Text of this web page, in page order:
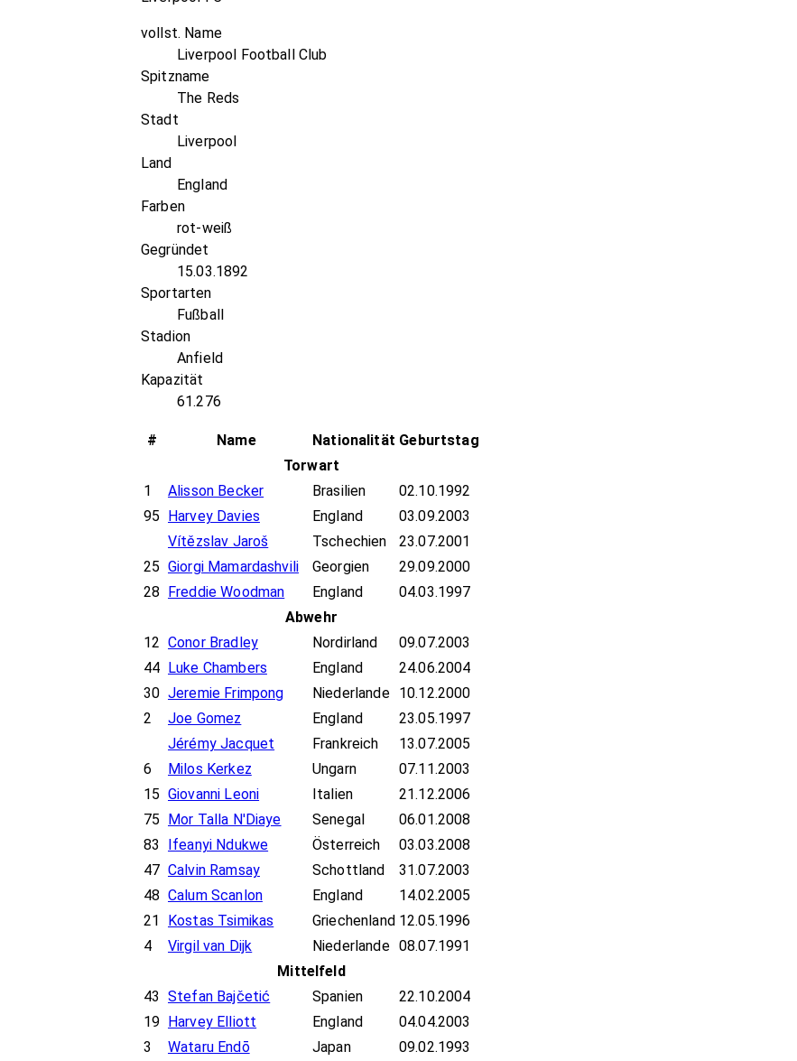
vollst. Name
Liverpool Football Club
Spitzname
The Reds
Stadt
Liverpool
Land
England
Farben
rot-weiß
Gegründet
15.03.1892
Sportarten
Fußball
Stadion
Anfield
Kapazität
61.276
# Name Nationalität Geburtstag
Torwart
1
Alisson Becker Brasilien
02.10.1992
95 Harvey Davies England
03.09.2003
Vítězslav Jaroš
Tschechien
23.07.2001
25 Giorgi Mamardashvili Georgien
29.09.2000
28 Freddie Woodman England
04.03.1997
Abwehr
12 Conor Bradley Nordirland
09.07.2003
44 Luke Chambers England
24.06.2004
30 Jeremie Frimpong Niederlande 10.12.2000
2
Joe Gomez England
23.05.1997
Jérémy Jacquet
Frankreich
13.07.2005
6
Milos Kerkez Ungarn
07.11.2003
15 Giovanni Leoni Italien
21.12.2006
75 Mor Talla N'Diaye Senegal
06.01.2008
83
Ifeanyi Ndukwe Österreich
03.03.2008
47 Calvin Ramsay Schottland
31.07.2003
48 Calum Scanlon England
14.02.2005
21
Kostas Tsimikas Griechenland 12.05.1996
4
Virgil van Dijk Niederlande 08.07.1991
Mittelfeld
43 Stefan Bajčetić Spanien
22.10.2004
19 Harvey Elliott England
04.04.2003
3
Wataru Endō Japan
09.02.1993